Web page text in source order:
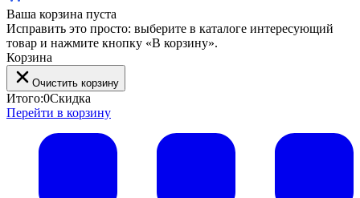
Ваша корзина пуста
Исправить это просто: выберите в каталоге интересующий
товар и нажмите кнопку «В корзину».
Корзина
Очистить корзину
Итого:0Скидка
Перейти в корзину